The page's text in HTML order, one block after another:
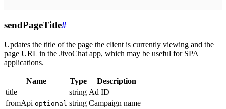
sendPageTitle#
Updates the title of the page the client is currently viewing and the
page URL in the JivoChat app, which may be useful for SPA
applications.
Name Type
Description
title
string Ad ID
fromApi optional string Campaign name